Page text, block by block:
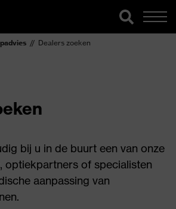
Dealers zoeken
bij u in de buurt een van onze
optiekpartners of specialisten
aanpassing van